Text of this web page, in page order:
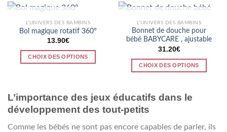
plusieurs
Les
options
être
page
du
produit
a
variations.
Les
options
peuvent
être
du
RUPTURE DE STOCK
L'UNIVERS DES BAMBINS
Bol magique rotatif 360°
13.90€
CHOIX DES OPTIONS
plusieurs
variations.
RUPTURE DE STOCK
L'UNIVERS DES BAMBINS
Bonnet de douche pour
bébé BABYCARE , ajustable
31.20€
CHOIX DES OPTIONS
a
Les
L’importance des jeux éducatifs dans le
développement des tout-petits
Comme les bébés ne sont pas encore capables de parler, ils